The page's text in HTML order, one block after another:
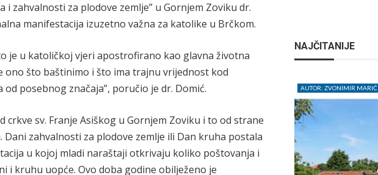
zahvalnosti za plodove zemlje” u Gornjem Zoviku dr.
manifestacija izuzetno važna za katolike u Brčkom.
je u katoličkoj vjeri apostrofirano kao glavna životna
ono što baštinimo i što ima trajnu vrijednost kod
posebnog značaja”, poručio je dr. Domić.
sv. Franje Asiškog u Gornjem Zoviku i to od strane
zahvalnosti za plodove zemlje ili Dan kruha postala
u kojoj mladi naraštaji otkrivaju koliko poštovanja i
i kruhu uopće. Ovo doba godine obilježeno je
NAJČITANIJE
AUTOR: ZVONIMIR MARIĆ